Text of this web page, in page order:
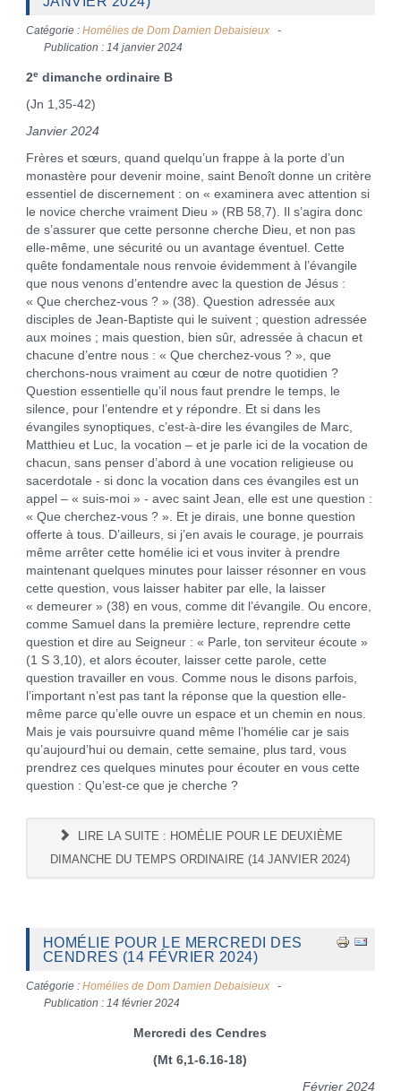
Catégorie : Homélies de Dom Damien Debaisieux
Publication : 14 janvier 2024
2edimanche ordinaire B
(Jn 1,35-42)
Janvier 2024
Frères et sœurs, quand quelqu’un frappe à la porte d’un
monastère pour devenir moine, saint Benoît donne un critère
essentiel de discernement : on « examinera avec attention si
le novice cherche vraiment Dieu » (RB 58,7). Il s’agira donc
de s’assurer que cette personne cherche Dieu, et non pas
elle-même, une sécurité ou un avantage éventuel. Cette
quête fondamentale nous renvoie évidemment à l’évangile
que nous venons d’entendre avec la question de Jésus :
« Que cherchez-vous ? » (38). Question adressée aux
disciples de Jean-Baptiste qui le suivent ; question adressée
aux moines ; mais question, bien sûr, adressée à chacun et
chacune d’entre nous : « Que cherchez-vous ? », que
cherchons-nous vraiment au cœur de notre quotidien ?
Question essentielle qu’il nous faut prendre le temps, le
silence, pour l’entendre et y répondre. Et si dans les
évangiles synoptiques, c’est-à-dire les évangiles de Marc,
Matthieu et Luc, la vocation – et je parle ici de la vocation de
chacun, sans penser d’abord à une vocation religieuse ou
sacerdotale - si donc la vocation dans ces évangiles est un
appel – « suis-moi » - avec saint Jean, elle est une question :
« Que cherchez-vous ? ». Et je dirais, une bonne question
offerte à tous. D’ailleurs, si j’en avais le courage, je pourrais
même arrêter cette homélie ici et vous inviter à prendre
maintenant quelques minutes pour laisser résonner en vous
cette question, vous laisser habiter par elle, la laisser
« demeurer » (38) en vous, comme dit l’évangile. Ou encore,
comme Samuel dans la première lecture, reprendre cette
question et dire au Seigneur : « Parle, ton serviteur écoute »
(1 S 3,10), et alors écouter, laisser cette parole, cette
question travailler en vous. Comme nous le disons parfois,
l’important n’est pas tant la réponse que la question elle-
même parce qu’elle ouvre un espace et un chemin en nous.
Mais je vais poursuivre quand même l’homélie car je sais
qu’aujourd’hui ou demain, cette semaine, plus tard, vous
prendrez ces quelques minutes pour écouter en vous cette
question : Qu’est-ce que je cherche ?
LIRE LA SUITE : HOMÉLIE POUR LE DEUXIÈME
DIMANCHE DU TEMPS ORDINAIRE (14 JANVIER 2024)
HOMÉLIE POUR LE MERCREDI DES
CENDRES (14 FÉVRIER 2024)
Catégorie : Homélies de Dom Damien Debaisieux
Publication : 14 février 2024
Mercredi des Cendres
(Mt 6,1-6.16-18)
Février 2024